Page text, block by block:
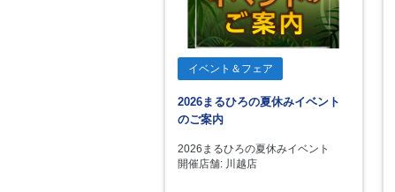
イベント＆フェア
2026まるひろの夏休みイベント
のご案内
2026まるひろの夏休みイベント
開催店舗: 川越店